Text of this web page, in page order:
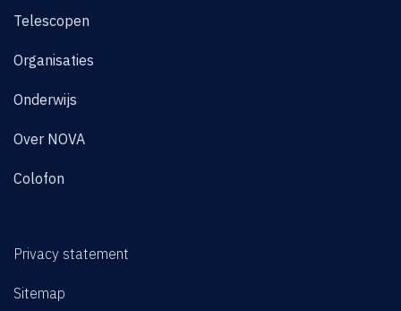
Telescopen
Organisaties
Onderwijs
Over NOVA
Colofon
Privacy statement
Sitemap